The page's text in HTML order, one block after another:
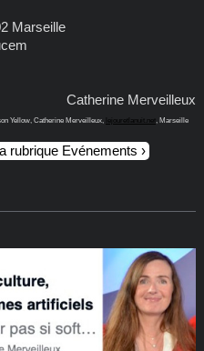
Marseille
Catherine Merveilleux
Yellow, Catherine Merveilleux, lejouretlanuit.net, Marseille
rubrique Evénements